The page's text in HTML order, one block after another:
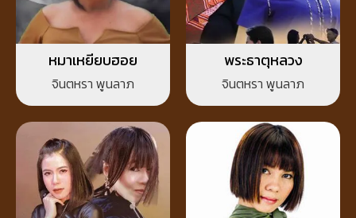
หมาเหยียบฮอย
จินตหรา พูนลาภ
พระธาตุหลวง
จินตหรา พูนลาภ